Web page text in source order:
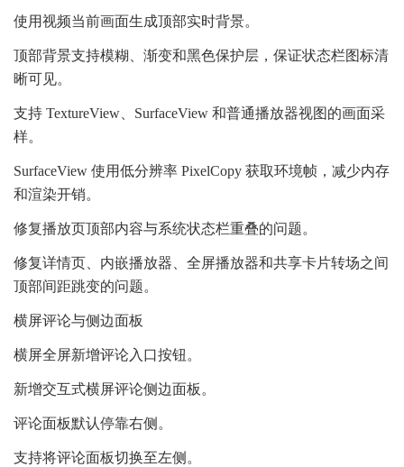
使用视频当前画面生成顶部实时背景。
顶部背景支持模糊、渐变和黑色保护层，保证状态栏图标清
晰可见。
支持 TextureView、SurfaceView 和普通播放器视图的画面采
样。
SurfaceView 使用低分辨率 PixelCopy 获取环境帧，减少内存
和渲染开销。
修复播放页顶部内容与系统状态栏重叠的问题。
修复详情页、内嵌播放器、全屏播放器和共享卡片转场之间
顶部间距跳变的问题。
横屏评论与侧边面板
横屏全屏新增评论入口按钮。
新增交互式横屏评论侧边面板。
评论面板默认停靠右侧。
支持将评论面板切换至左侧。